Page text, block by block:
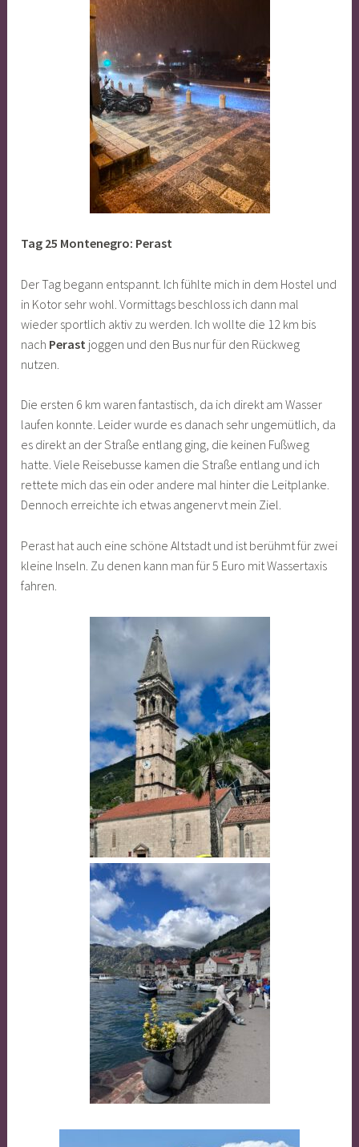
Tag 25 Montenegro: Perast
Der Tag begann entspannt. Ich fühlte mich in dem Hostel und
in Kotor sehr wohl. Vormittags beschloss ich dann mal
wieder sportlich aktiv zu werden. Ich wollte die 12 km bis
nach Perast joggen und den Bus nur für den Rückweg
nutzen.
Die ersten 6 km waren fantastisch, da ich direkt am Wasser
laufen konnte. Leider wurde es danach sehr ungemütlich, da
es direkt an der Straße entlang ging, die keinen Fußweg
hatte. Viele Reisebusse kamen die Straße entlang und ich
rettete mich das ein oder andere mal hinter die Leitplanke.
Dennoch erreichte ich etwas angenervt mein Ziel.
Perast hat auch eine schöne Altstadt und ist berühmt für zwei
kleine Inseln. Zu denen kann man für 5 Euro mit Wassertaxis
fahren.